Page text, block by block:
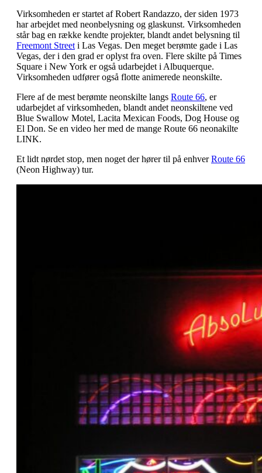
Virksomheden er startet af Robert Randazzo, der siden 1973
har arbejdet med neonbelysning og glaskunst. Virksomheden
står bag en række kendte projekter, blandt andet belysning til
Freemont Street i Las Vegas. Den meget berømte gade i Las
Vegas, der i den grad er oplyst fra oven. Flere skilte på Times
Square i New York er også udarbejdet i Albuquerque.
Virksomheden udfører også flotte animerede neonskilte.
Flere af de mest berømte neonskilte langs Route 66, er
udarbejdet af virksomheden, blandt andet neonskiltene ved
Blue Swallow Motel, Lacita Mexican Foods, Dog House og
El Don. Se en video her med de mange Route 66 neonakilte
LINK.
Et lidt nørdet stop, men noget der hører til på enhverRoute 66
(Neon Highway) tur.